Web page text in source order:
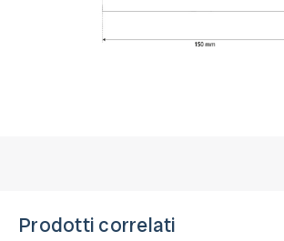
Prodotti correlati